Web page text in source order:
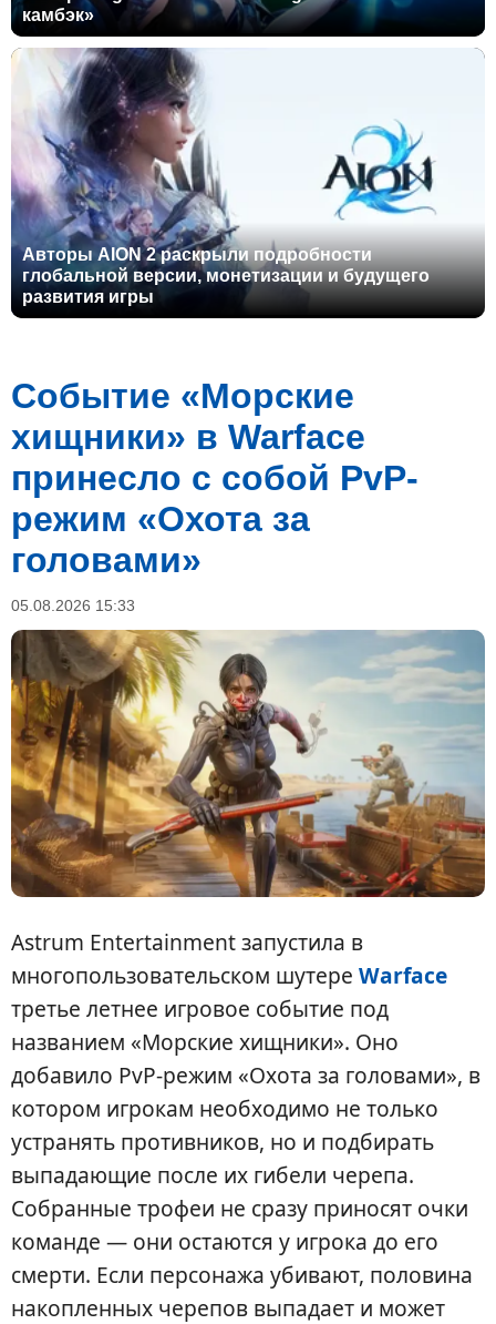
камбэк»
Авторы AION 2 раскрыли подробности
глобальной версии, монетизации и будущего
развития игры
Событие «Морские
хищники» в Warface
принесло с собой PvP-
режим «Охота за
головами»
05.08.2026 15:33
Astrum Entertainment запустила в
многопользовательском шутере Warface
третье летнее игровое событие под
названием «Морские хищники». Оно
добавило PvP-режим «Охота за головами», в
котором игрокам необходимо не только
устранять противников, но и подбирать
выпадающие после их гибели черепа.
Собранные трофеи не сразу приносят очки
команде — они остаются у игрока до его
смерти. Если персонажа убивают, половина
накопленных черепов выпадает и может